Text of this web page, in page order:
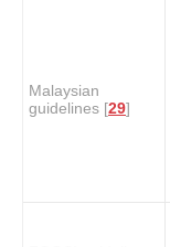
Malaysian
guidelines [29]